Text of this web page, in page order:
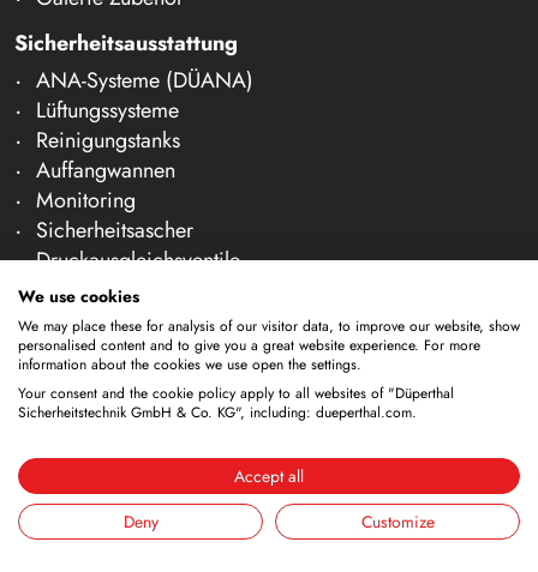
Sicherheitsausstattung
ANA-Systeme (DÜANA)
Lüftungssysteme
Reinigungstanks
Auffangwannen
Monitoring
Sicherheitsascher
Druckausgleichsventile
Notfallprodukte
Sicherheitsbehälter
Erdungsleitungen
Papierkörbe
Transport und Handling
Trichter
Lagercontainer
We use cookies
We may place these for analysis of our visitor data, to improve our website, show
personalised content and to give you a great website experience. For more
information about the cookies we use open the settings.
Your consent and the cookie policy apply to all websites of "Düperthal
Sicherheitstechnik GmbH & Co. KG", including: dueperthal.com.
Accept all
Deny
Customize